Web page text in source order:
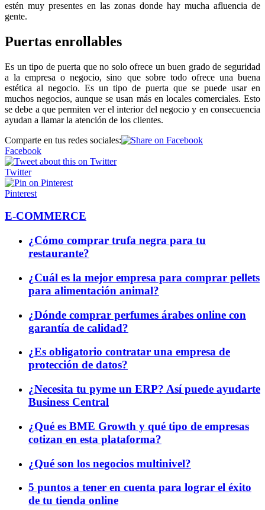
estén muy presentes en las zonas donde hay mucha afluencia de
gente.
Puertas enrollables
Es un tipo de puerta que no solo ofrece un buen grado de seguridad
a la empresa o negocio, sino que sobre todo ofrece una buena
estética al negocio. Es un tipo de puerta que se puede usar en
muchos negocios, aunque se usan más en locales comerciales. Esto
se debe a que permiten ver el interior del negocio y en consecuencia
ayudan a llamar la atención de los clientes.
Comparte en tus redes sociales:
Facebook
Twitter
Pinterest
E-COMMERCE
¿Cómo comprar trufa negra para tu
restaurante?
¿Cuál es la mejor empresa para comprar pellets
para alimentación animal?
¿Dónde comprar perfumes árabes online con
garantía de calidad?
¿Es obligatorio contratar una empresa de
protección de datos?
¿Necesita tu pyme un ERP? Así puede ayudarte
Business Central
¿Qué es BME Growth y qué tipo de empresas
cotizan en esta plataforma?
¿Qué son los negocios multinivel?
5 puntos a tener en cuenta para lograr el éxito
de tu tienda online